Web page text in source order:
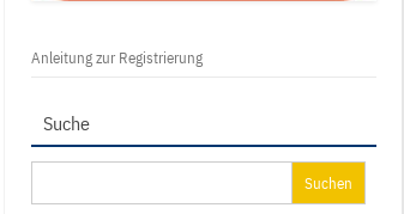
Anleitung zur Registrierung
Suche
nach: